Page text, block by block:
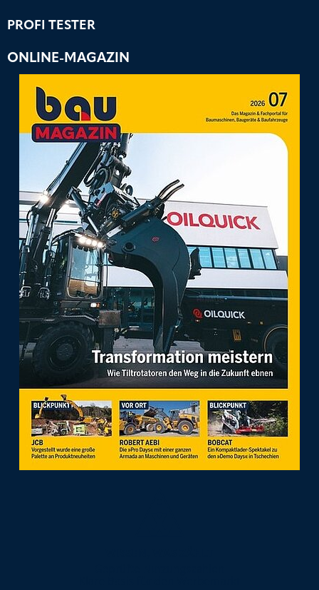
PROFI TESTER
ONLINE-MAGAZIN